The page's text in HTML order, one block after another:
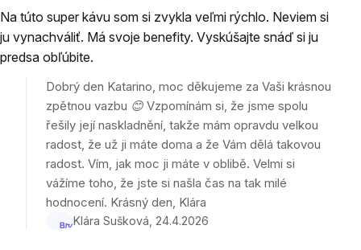
produktu
je
5
hviezdičiek.
Na túto super kávu som si zvykla veľmi rýchlo. Neviem si
ju vynachváliť. Má svoje benefity. Vyskúšajte snáď si ju
predsa obľúbite.
Klára Sušková 24.4.2026
Dobrý den Katarino, moc děkujeme za Vaši krásnou
zpětnou vazbu 😊 Vzpomínám si, že jsme spolu
řešily její naskladnění, takže mám opravdu velkou
radost, že už ji máte doma a že Vám dělá takovou
radost. Vím, jak moc ji máte v oblibě. Velmi si
vážíme toho, že jste si našla čas na tak milé
hodnocení. Krásný den, Klára